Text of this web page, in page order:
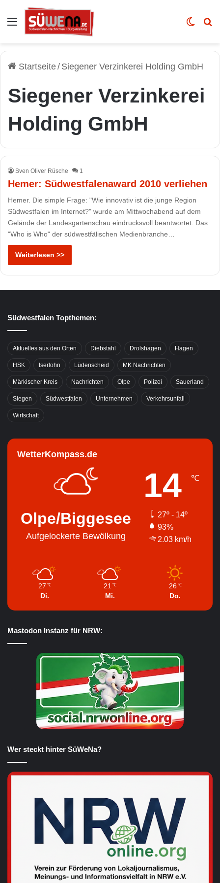
Auswahl Skin
Startseite/ Siegener Verzinkerei Holding GmbH
Siegener Verzinkerei
Holding GmbH
Sven Oliver Rüsche 1
Hemer: Südwestfalenaward 2010 verliehen
Hemer. Die simple Frage: "Wie innovativ ist die junge Region
Südwestfalen im Internet?" wurde am Mittwochabend auf dem
Gelände der Landesgartenschau eindrucksvoll beantwortet. Das
"Who is Who" der südwestfälischen Medienbranche…
Weiterlesen >>
Südwestfalen Topthemen:
Aktuelles aus den Orten Diebstahl Drolshagen Hagen
HSK Iserlohn Lüdenscheid MK Nachrichten
Märkischer Kreis Nachrichten Olpe Polizei Sauerland
Siegen Südwestfalen Unternehmen Verkehrsunfall
Wirtschaft
WetterKompass.de
Olpe/Biggesee
Aufgelockerte Bewölkung
14 ℃
27º - 14º
93%
2.03 km/h
27 ℃
Di.
21 ℃
Mi.
26 ℃
Do.
Mastodon Instanz für NRW:
Wer steckt hinter SüWeNa?